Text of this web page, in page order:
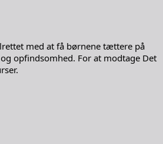
med at få børnene tættere på
opfindsomhed. For at modtage Det